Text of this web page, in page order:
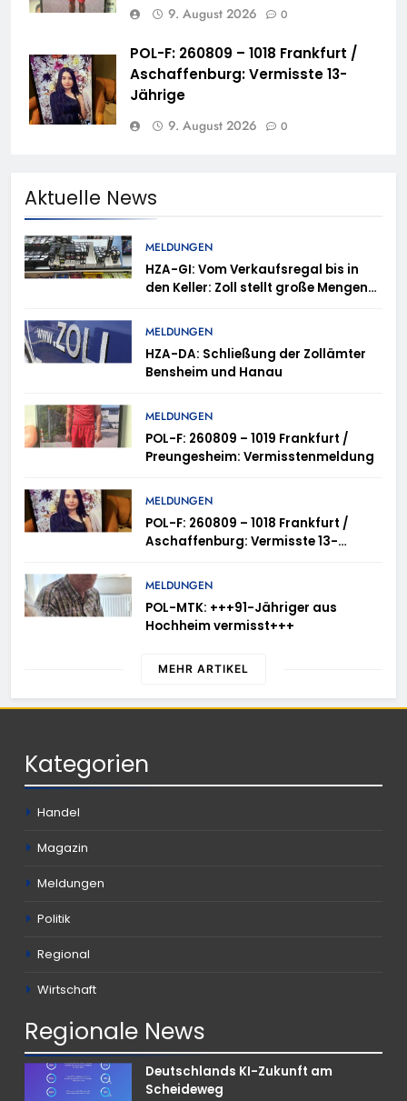
9. August 2026 0
POL-F: 260809 – 1018 Frankfurt /
Aschaffenburg: Vermisste 13-
Jährige
9. August 2026 0
Aktuelle News
MELDUNGEN
HZA-GI: Vom Verkaufsregal bis in
den Keller: Zoll stellt große Mengen
MELDUNGEN
HZA-DA: Schließung der Zollämter
Bensheim und Hanau
MELDUNGEN
POL-F: 260809 – 1019 Frankfurt /
Preungesheim: Vermisstenmeldung
MELDUNGEN
POL-F: 260809 – 1018 Frankfurt /
Aschaffenburg: Vermisste 13-
MELDUNGEN
POL-MTK: +++91-Jähriger aus
Hochheim vermisst+++
MEHR ARTIKEL
Kategorien
Handel
Magazin
Meldungen
Politik
Regional
Wirtschaft
Regionale News
Deutschlands KI-Zukunft am
Scheideweg